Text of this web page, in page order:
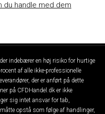
du handle med dem
indebærer en høj risiko for hurtige
af alle ikke-professionelle
der er anført på dette
på CFDHandel.dk er ikke
sig intet ansvar for tab,
opstå som følge af handlinger,